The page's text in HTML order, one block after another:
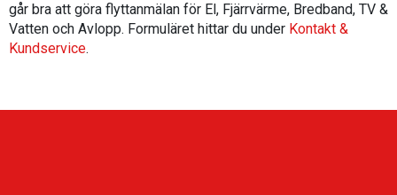
går bra att göra flyttanmälan för El, Fjärrvärme, Bredband, TV &
Vatten och Avlopp. Formuläret hittar du under Kontakt &
Kundservice.